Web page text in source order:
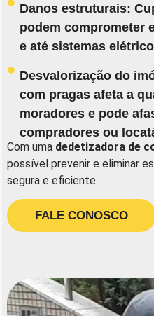
Danos estruturais:
podem comprometer
e até sistemas
Desvalorização do
com pragas afeta a
moradores e pode
compradores ou
Com uma dedetizadora de
possível prevenir e eliminar
segura e eficiente.
FALE CONOSCO